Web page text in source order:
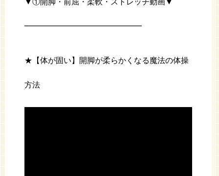
▼①開脚・前屈・柔軟・ストレッチ動画▼
━━━━━━━━━━━━━━━
★【体が固い】開脚が柔らかくなる魔法の体操
方法